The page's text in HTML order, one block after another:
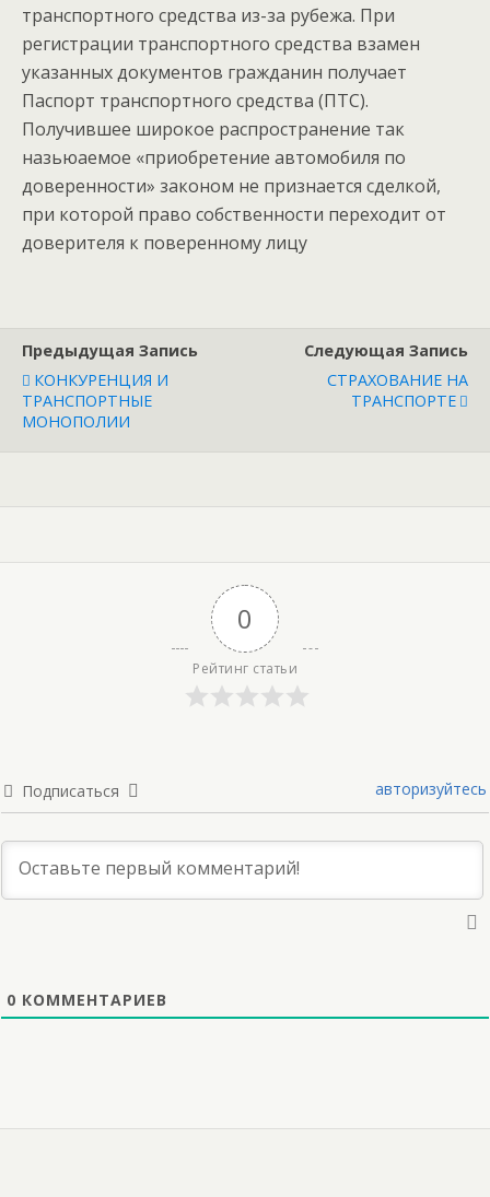
транспортного средства из-за рубежа. При
регистрации транспортного средства взамен
указанных документов гражданин получает
Паспорт транспортного средства (ПТС).
Получившее широкое распространение так
назьюаемое «приобретение автомобиля по
доверенности» законом не признается сделкой,
при которой право собственности переходит от
доверителя к поверенному лицу
Предыдущая Запись
КОНКУРЕНЦИЯ И
ТРАНСПОРТНЫЕ
МОНОПОЛИИ
Следующая Запись
СТРАХОВАНИЕ НА
ТРАНСПОРТЕ
0
Рейтинг статьи
Подписаться авторизуйтесь
0 КОММЕНТАРИЕВ